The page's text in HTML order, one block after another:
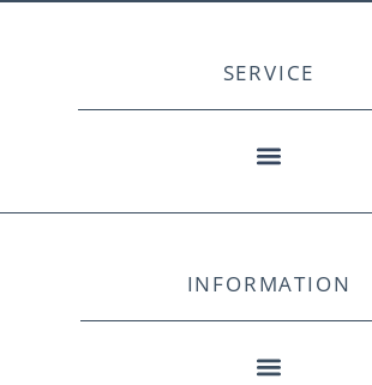
SERVICE
INFORMATION